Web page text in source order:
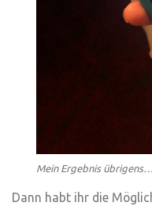
Mein Ergebnis übrigens…
Dann habt ihr die